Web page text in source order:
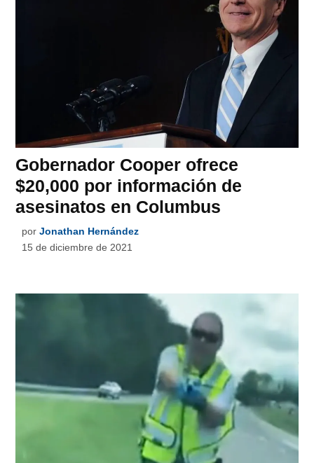
Gobernador Cooper ofrece
$20,000 por información de
asesinatos en Columbus
por Jonathan Hernández
15 de diciembre de 2021